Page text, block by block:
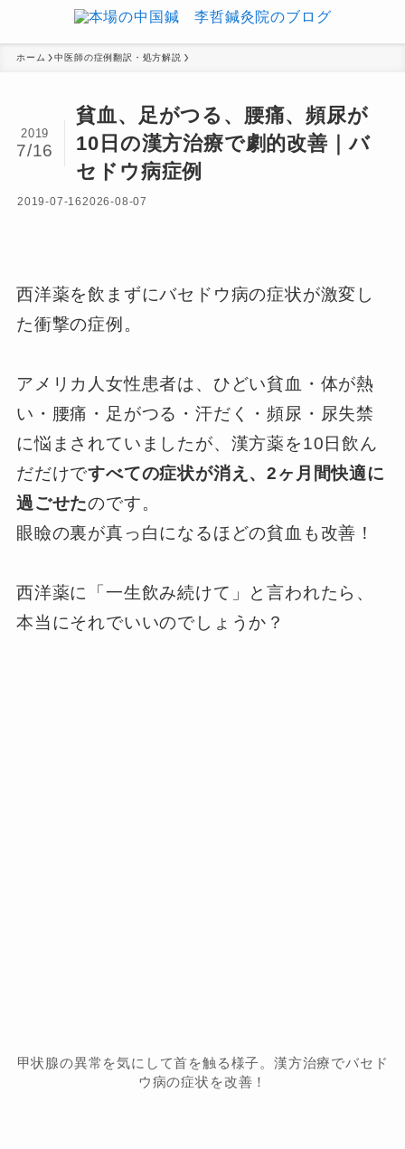
ホーム 中医師の症例翻訳・処方解説
貧血、足がつる、腰痛、頻尿が
10日の漢方治療で劇的改善｜バ
セドウ病症例
2019
7/16
2019-07-162026-08-07
西洋薬を飲まずにバセドウ病の症状が激変し
た衝撃の症例。
アメリカ人女性患者は、ひどい貧血・体が熱
い・腰痛・足がつる・汗だく・頻尿・尿失禁
に悩まされていましたが、漢方薬を10日飲ん
だだけですべての症状が消え、2ヶ月間快適に
過ごせたのです。
眼瞼の裏が真っ白になるほどの貧血も改善！
西洋薬に「一生飲み続けて」と言われたら、
本当にそれでいいのでしょうか？
甲状腺の異常を気にして首を触る様子。漢方治療でバセド
ウ病の症状を改善！